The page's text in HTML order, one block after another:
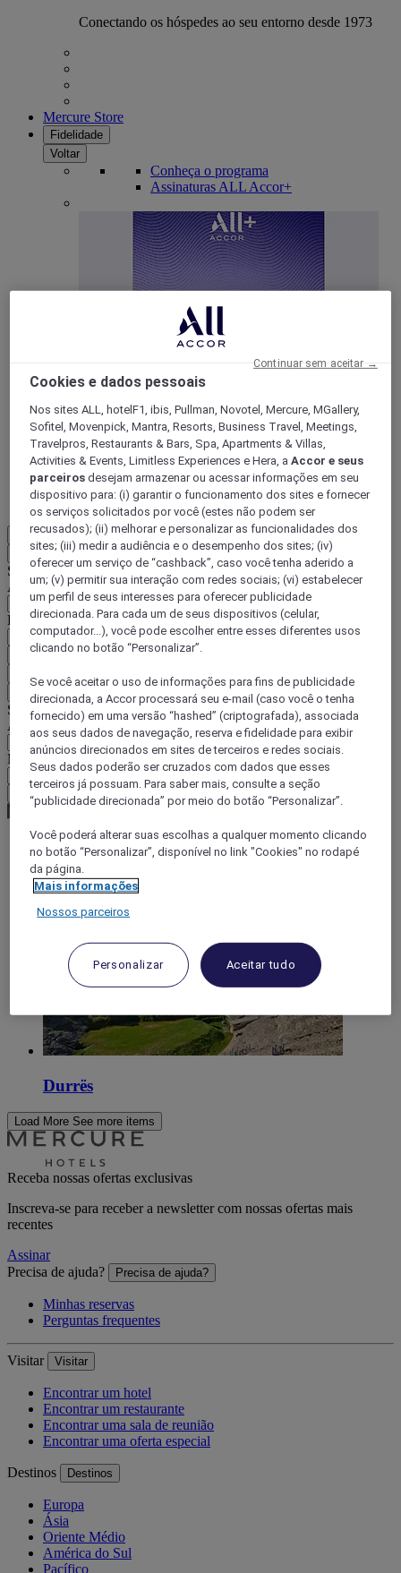
Conectando os hóspedes ao seu entorno desde 1973
Mercure Store
Fidelidade
Voltar
Conheça o programa
Assinaturas ALL Accor+
ALL Accor+ Voyager
15% de desconto durante todo o ano nas suas
estadias em +30 marcas
DESCOBRIR
Mais
PT-BR
Voltar
Selecione seu país e idioma abaixo
Área geográfica
País/região-idioma
Confirmar meu país e idioma
Voltar
Selecione sua moeda abaixo
Área geográfica
Moeda
Confirmar minha moeda
World
Europe
Albanie
Durrës
Load More See more items
Receba nossas ofertas exclusivas
Inscreva-se para receber a newsletter com nossas ofertas mais
recentes
Assinar
Precisa de ajuda?
Precisa de ajuda?
Minhas reservas
Perguntas frequentes
Visitar Visitar
Encontrar um hotel
Encontrar um restaurante
Encontrar uma sala de reunião
Encontrar uma oferta especial
Destinos Destinos
Europa
Ásia
Oriente Médio
América do Sul
Pacífico
Cookies e dados pessoais
Nos sites ALL, hotelF1, ibis, Pullman, Novotel, Mercure, MGallery,
Sofitel, Movenpick, Mantra, Resorts, Business Travel, Meetings,
Travelpros, Restaurants & Bars, Spa, Apartments & Villas,
Activities & Events, Limitless Experiences e Hera, aAccor e seus
parceiros desejam armazenar ou acessar informações em seu
dispositivo para: (i) garantir o funcionamento dos sites e fornecer
os serviços solicitados por você (estes não podem ser
recusados); (ii) melhorar e personalizar as funcionalidades dos
sites; (iii) medir a audiência e o desempenho dos sites; (iv)
oferecer um serviço de “cashback”, caso você tenha aderido a
um; (v) permitir sua interação com redes sociais; (vi) estabelecer
um perfil de seus interesses para oferecer publicidade
direcionada. Para cada um de seus dispositivos (celular,
computador...), você pode escolher entre esses diferentes usos
clicando no botão “Personalizar”.
Se você aceitar o uso de informações para fins de publicidade
direcionada, a Accor processará seu e-mail (caso você o tenha
fornecido) em uma versão “hashed” (criptografada), associada
aos seus dados de navegação, reserva e fidelidade para exibir
anúncios direcionados em sites de terceiros e redes sociais.
Seus dados poderão ser cruzados com dados que esses
terceiros já possuam. Para saber mais, consulte a seção
“publicidade direcionada” por meio do botão “Personalizar”.
Você poderá alterar suas escolhas a qualquer momento clicando
no botão “Personalizar”, disponível no link "Cookies" no rodapé
da página.
Mais informações
Nossos parceiros
Personalizar Aceitar tudo
Continuar sem aceitar →